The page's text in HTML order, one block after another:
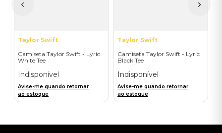
Taylor Swift
Camiseta Taylor Swift - Lyric
White Tee
Indisponível
Avise-me quando retornar
ao estoque
Taylor Swift
Camiseta Taylor Swift - Lyric
Black Tee
Indisponível
Avise-me quando retornar
ao estoque